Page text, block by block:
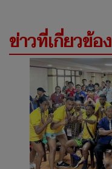
ข่าวที่เกี่ยวข้อง